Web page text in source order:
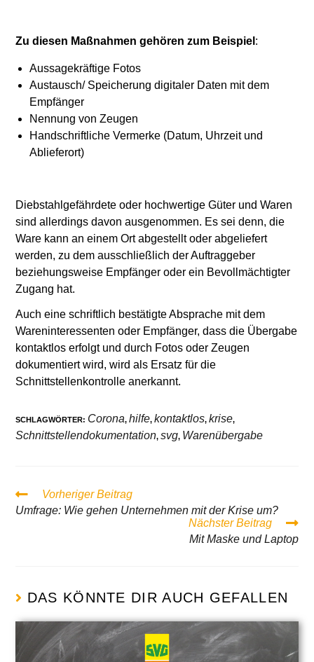
Zu diesen Maßnahmen gehören zum Beispiel :
Aussagekräftige Fotos
Austausch/ Speicherung digitaler Daten mit dem
Empfänger
Nennung von Zeugen
Handschriftliche Vermerke (Datum, Uhrzeit und
Ablieferort)
Diebstahlgefährdete oder hochwertige Güter und Waren
sind allerdings davon ausgenommen. Es sei denn, die
Ware kann an einem Ort abgestellt oder abgeliefert
werden, zu dem ausschließlich der Auftraggeber
beziehungsweise Empfänger oder ein Bevollmächtigter
Zugang hat.
Auch eine schriftlich bestätigte Absprache mit dem
Wareninteressenten oder Empfänger, dass die Übergabe
kontaktlos erfolgt und durch Fotos oder Zeugen
dokumentiert wird, wird als Ersatz für die
Schnittstellenkontrolle anerkannt.
SCHLAGWÖRTER: Corona, hilfe, kontaktlos, krise,
Schnittstellendokumentation, svg, Warenübergabe
Vorheriger Beitrag
Umfrage: Wie gehen Unternehmen mit der Krise um?
Nächster Beitrag
Mit Maske und Laptop
DAS KÖNNTE DIR AUCH GEFALLEN